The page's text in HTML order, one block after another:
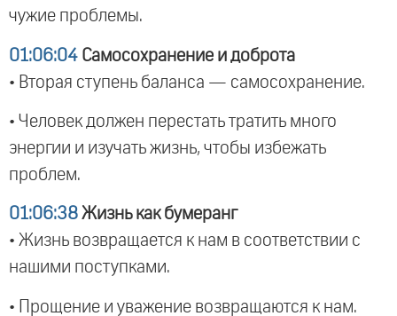
чужие проблемы.
01:06:04 Самосохранение и доброта
• Вторая ступень баланса — самосохранение.
• Человек должен перестать тратить много
энергии и изучать жизнь, чтобы избежать
проблем.
01:06:38 Жизнь как бумеранг
• Жизнь возвращается к нам в соответствии с
нашими поступками.
• Прощение и уважение возвращаются к нам.